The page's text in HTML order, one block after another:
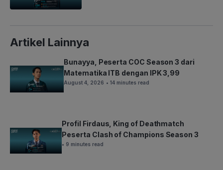
Artikel Lainnya
Bunayya, Peserta COC Season 3 dari
Matematika ITB dengan IPK 3,99
August 4, 2026 • 14 minutes read
Profil Firdaus, King of Deathmatch
Peserta Clash of Champions Season 3
• 9 minutes read